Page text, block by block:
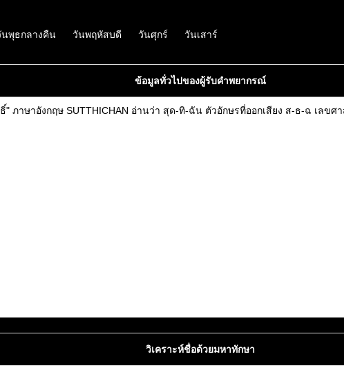
นพุธกลางคืน วันพฤหัสบดี วันศุกร์ วันเสาร์
ข้อมูลทั่วไปของผู้รับคำพยากรณ์
าษาอังกฤษ SUTTHICHAN อ่านว่า สุด-ทิ-ฉัน ตัวอักษรที่ออกเสียง ส-ธ-ฉ เลขศ
วิเคราะห์ชื่อด้วยมหาทักษา